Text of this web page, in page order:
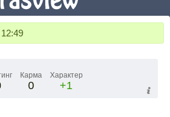
Карма
0
Характер
+1